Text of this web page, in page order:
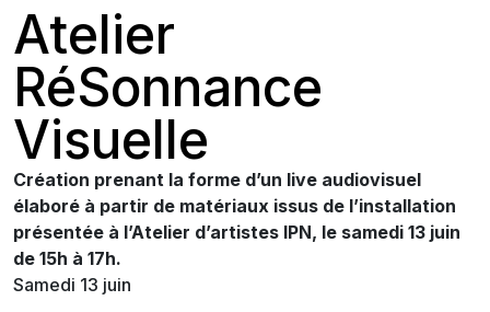
Atelier
RéSonnance
Visuelle
Création prenant la forme d’un live audiovisuel
élaboré à partir de matériaux issus de l’installation
présentée à l’Atelier d’artistes IPN, le samedi 13 juin
de 15h à 17h.
Samedi 13 juin